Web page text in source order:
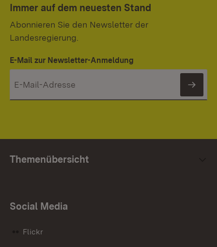
Immer auf dem neuesten Stand
Abonnieren Sie den Newsletter der
Landesregierung.
E-Mail zur Newsletter-Anmeldung
Themenübersicht
Social Media
Flickr